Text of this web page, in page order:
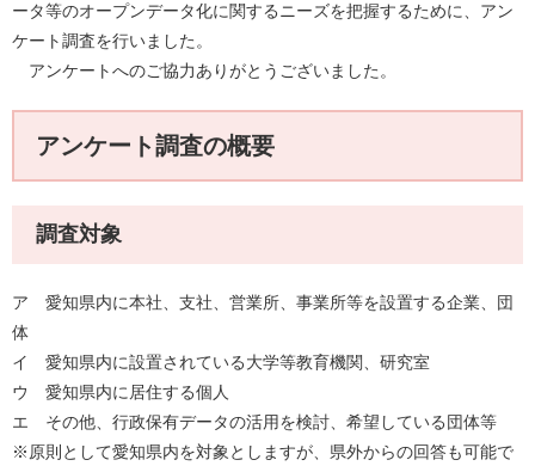
ータ等のオープンデータ化に関するニーズを把握するために、アン
ケート調査を行いました。
アンケートへのご協力ありがとうございました。
アンケート調査の概要
調査対象
ア 愛知県内に本社、支社、営業所、事業所等を設置する企業、団
体
イ 愛知県内に設置されている大学等教育機関、研究室
ウ 愛知県内に居住する個人
エ その他、行政保有データの活用を検討、希望している団体等
※原則として愛知県内を対象としますが、県外からの回答も可能で